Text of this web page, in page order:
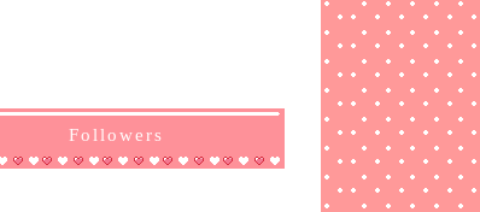
Followers